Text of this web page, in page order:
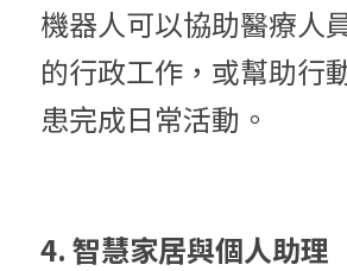
機器人可以協助醫療人
的行政工作，或幫助行
患完成日常活動。
4. 智慧家居與個人助理